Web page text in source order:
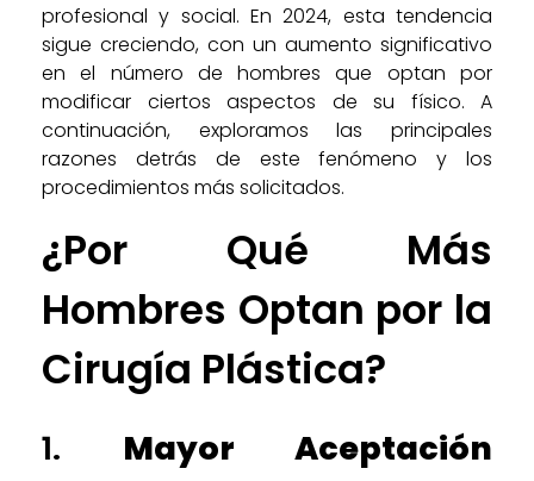
profesional y social. En 2024, esta tendencia
sigue creciendo, con un aumento significativo
en el número de hombres que optan por
modificar ciertos aspectos de su físico. A
continuación, exploramos las principales
razones detrás de este fenómeno y los
procedimientos más solicitados.
¿Por Qué Más
Hombres Optan por la
Cirugía Plástica?
1. Mayor Aceptación